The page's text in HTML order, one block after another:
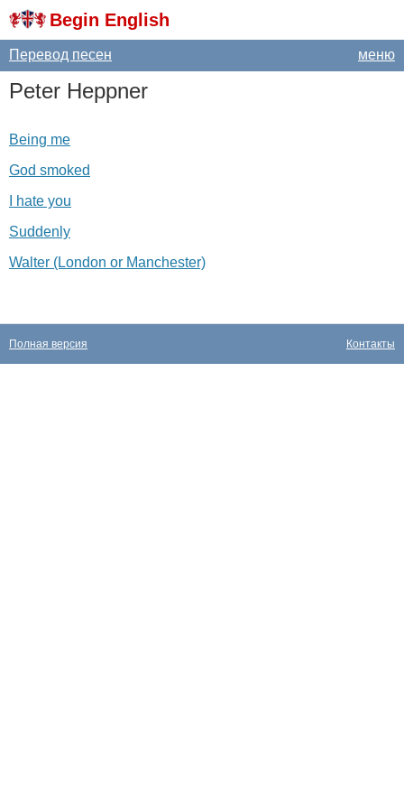
Begin English
меню
Перевод песен
Peter Heppner
Being me
God smoked
I hate you
Suddenly
Walter (London or Manchester)
Контакты
Полная версия